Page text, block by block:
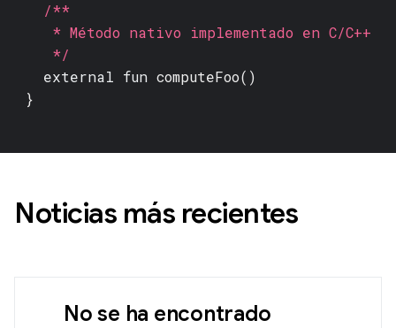
/**
* Método nativo implementado en C/C++
*/
external funcomputeFoo()
}
Noticias más recientes
No se ha encontrado